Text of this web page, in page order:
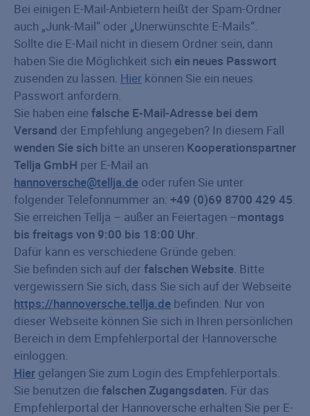
Bei einigen E-Mail-Anbietern heißt der Spam-Ordner
auch „Junk-Mail“ oder „Unerwünschte E-Mails“.
Sollte die E-Mail nicht in diesem Ordner sein, dann
haben Sie die Möglichkeit sich ein neues Passwort
zusenden zu lassen. Hier können Sie ein neues
Passwort anfordern.
Sie haben eine falsche E-Mail-Adresse bei dem
Versand der Empfehlung angegeben? In diesem Fall
wenden Sie sich bitte an unseren Kooperationspartner
Tellja GmbH per E-Mail an
hannoversche@tellja.de oder rufen Sie unter
folgender Telefonnummer an: +49 (0)69 8700 429 45.
Sie erreichen Tellja – außer an Feiertagen –montags
bis freitags von 9:00 bis 18:00 Uhr.
Dafür kann es verschiedene Gründe geben:
Sie befinden sich auf derfalschen Website. Bitte
vergewissern Sie sich, dass Sie sich auf der Webseite
https://hannoversche.tellja.de befinden. Nur von
dieser Webseite können Sie sich in Ihren persönlichen
Bereich in dem Empfehlerportal der Hannoversche
einloggen.
Hier gelangen Sie zum Login des Empfehlerportals.
Sie benutzen die falschen Zugangsdaten. Für das
Empfehlerportal der Hannoversche erhalten Sie per E-